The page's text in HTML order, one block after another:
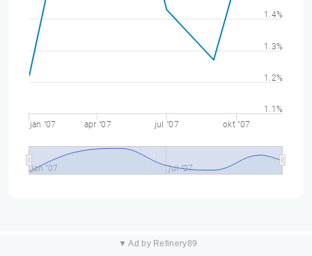
jan "07 apr "07 jul "07 okt "07
jan "07 jul "07
1.1%
1.2%
1.3%
1.4%
▼ Ad by Refinery89